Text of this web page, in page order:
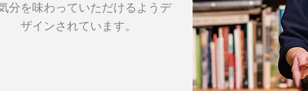
分を味わっていただけるようデ
ザインされています。